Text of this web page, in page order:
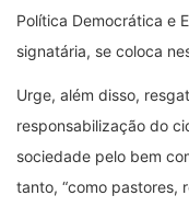
Política Democrática e
signatária, se coloca
Urge, além disso,
responsabilização do
sociedade pelo bem
tanto, “como pastores,